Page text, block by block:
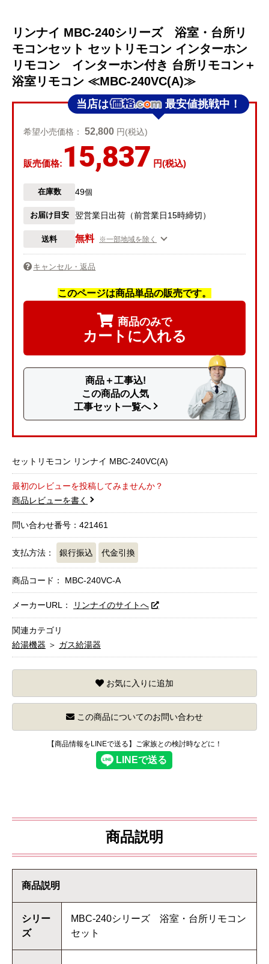
リンナイ MBC-240シリーズ 浴室・台所リ
モコンセット セットリモコン インターホン
リモコン インターホン付き 台所リモコン＋
浴室リモコン ≪MBC-240VC(A)≫
当店は 最安値挑戦中！
希望小売価格：52,800 円(税込)
販売価格: 15,837 円(税込)
在庫数 49個
お届け目安 翌営業日出荷（前営業日15時締切）
送料 無料 ※一部地域を除く
キャンセル・返品
このページは商品単品の販売です。
商品のみで
カートに入れる
商品＋工事込!
この商品の人気
工事セット一覧へ
セットリモコン リンナイ MBC-240VC(A)
最初のレビューを投稿してみませんか？
商品レビューを書く
問い合わせ番号：421461
支払方法： 銀行振込 代金引換
商品コード： MBC-240VC-A
メーカーURL： リンナイのサイトへ
関連カテゴリ
給湯機器 ＞ ガス給湯器
お気に入りに追加
この商品についてのお問い合わせ
【商品情報をLINEで送る】ご家族との検討時などに！
商品説明
商品説明
シリー
ズ
MBC-240シリーズ 浴室・台所リモコン
セット